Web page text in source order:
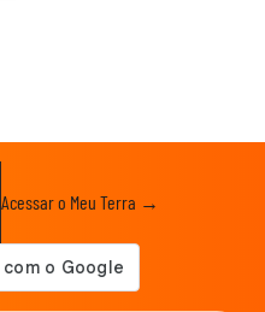
Acessar o Meu Terra →